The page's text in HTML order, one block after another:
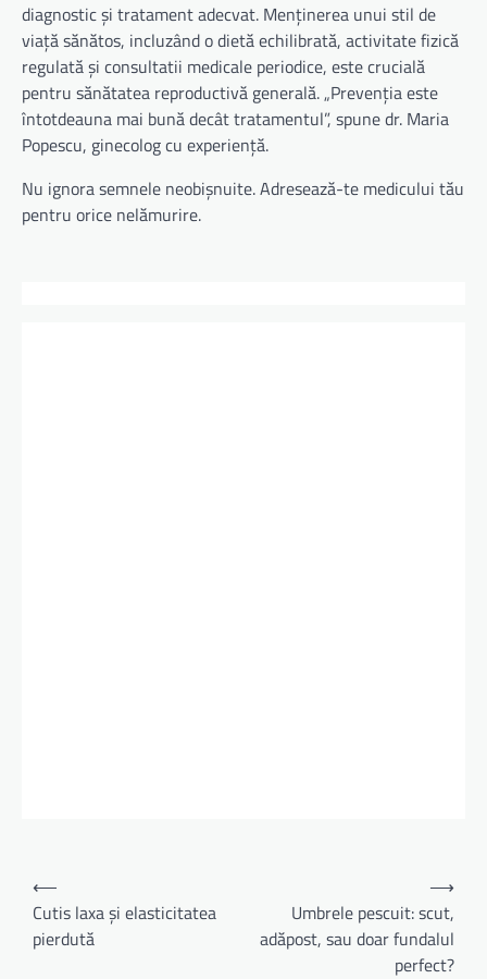
diagnostic și tratament adecvat. Menținerea unui stil de
viață sănătos, incluzând o dietă echilibrată, activitate fizică
regulată și consultatii medicale periodice, este crucială
pentru sănătatea reproductivă generală. „Prevenția este
întotdeauna mai bună decât tratamentul”, spune dr. Maria
Popescu, ginecolog cu experiență.
Nu ignora semnele neobișnuite. Adresează-te medicului tău
pentru orice nelămurire.
Navigare
în
articole
⟵
Cutis laxa și elasticitatea
pierdută
Umbrele pescuit: scut,
adăpost, sau doar fundalul
perfect?
⟶